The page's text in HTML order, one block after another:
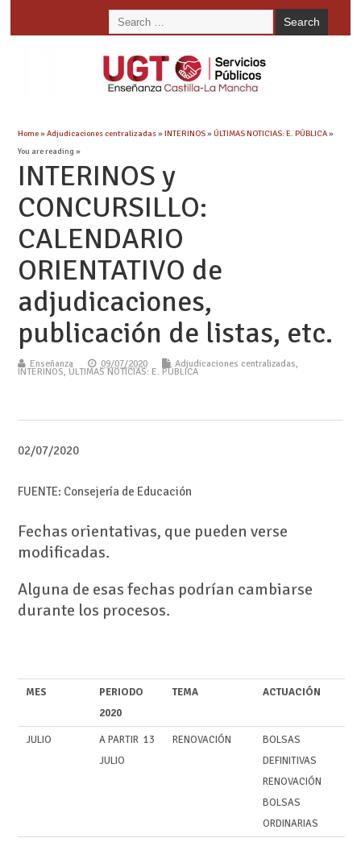
Home»Adjudicaciones centralizadas»INTERINOS»ÚLTIMAS NOTICIAS: E. PÚBLICA»
You are reading »
INTERINOS y
CONCURSILLO:
CALENDARIO
ORIENTATIVO de
adjudicaciones,
publicación de listas, etc.
Enseñanza 09/07/2020 Adjudicaciones centralizadas,
INTERINOS, ÚLTIMAS NOTICIAS: E. PÚBLICA
02/07/2020
FUENTE: Consejería de Educación
Fechas orientativas, que pueden verse
modificadas.
Alguna de esas fechas podrían cambiarse
durante los procesos.
MES
PERIODO
2020
TEMA ACTUACIÓN
JULIO
A PARTIR 13
JULIO
RENOVACIÓN
BOLSAS
DEFINITIVAS
RENOVACIÓN
BOLSAS
ORDINARIAS